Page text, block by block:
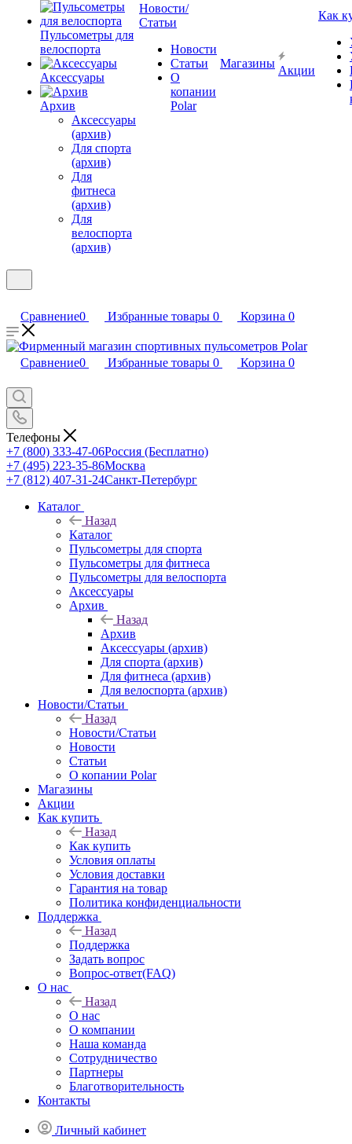
Пульсометры для
велоспорта
Аксессуары
Архив
Аксессуары
(архив)
Для спорта
(архив)
Для
фитнеса
(архив)
Для
велоспорта
(архив)
Новости/
Статьи
Новости
Статьи
О
копании
Polar
Магазины
Акции
Как
Сравнение0 Избранные товары 0 Корзина 0
Сравнение0 Избранные товары 0 Корзина 0
Телефоны
+7 (800) 333-47-06Россия (Бесплатно)
+7 (495) 223-35-86Москва
+7 (812) 407-31-24Санкт-Петербург
Каталог
Назад
Каталог
Пульсометры для спорта
Пульсометры для фитнеса
Пульсометры для велоспорта
Аксессуары
Архив
Назад
Архив
Аксессуары (архив)
Для спорта (архив)
Для фитнеса (архив)
Для велоспорта (архив)
Новости/Статьи
Назад
Новости/Статьи
Новости
Статьи
О копании Polar
Магазины
Акции
Как купить
Назад
Как купить
Условия оплаты
Условия доставки
Гарантия на товар
Политика конфиденциальности
Поддержка
Назад
Поддержка
Задать вопрос
Вопрос-ответ(FAQ)
О нас
Назад
О нас
О компании
Наша команда
Сотрудничество
Партнеры
Благотворительность
Контакты
Личный кабинет